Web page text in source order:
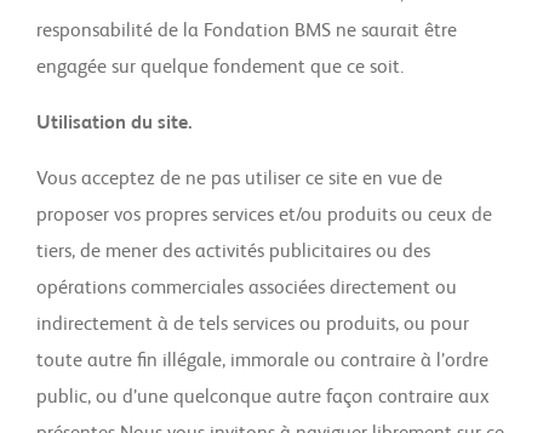
responsabilité de la Fondation BMS ne saurait être
engagée sur quelque fondement que ce soit.
Utilisation du site.
Vous acceptez de ne pas utiliser ce site en vue de
proposer vos propres services et/ou produits ou ceux de
tiers, de mener des activités publicitaires ou des
opérations commerciales associées directement ou
indirectement à de tels services ou produits, ou pour
toute autre fin illégale, immorale ou contraire à l’ordre
public, ou d’une quelconque autre façon contraire aux